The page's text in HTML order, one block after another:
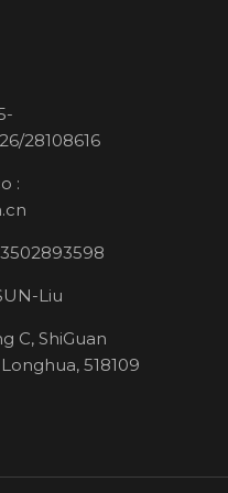
28108616
:
Liu
C, ShiGuan
518109